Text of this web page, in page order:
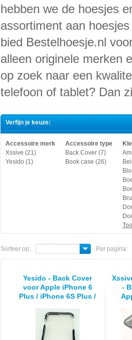
hebben we de hoesjes
assortiment aan
bied Bestelhoesje.nl
alleen originele merken
op zoek naar een
telefoon of tablet? Dan
Verfijn je keuze:
Accessoire merk
Xssive (21)
Yesido (1)
Accessoire type
Back Cover (7)
Book case (26)
Sorteer op: Per pagina:
Yesido - Back Cover
voor Apple iPhone 6
Plus / iPhone 6S Plus /
8 Plus - TPU -
Transparant met Zwarte
Randen
-